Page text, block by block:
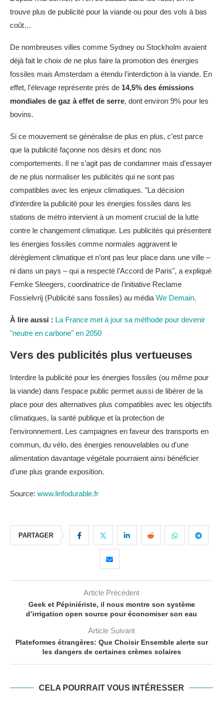
trouve plus de publicité pour la viande ou pour des vols à bas
coût…
De nombreuses villes comme Sydney ou Stockholm avaient
déjà fait le choix de ne plus faire la promotion des énergies
fossiles mais Amsterdam a étendu l’interdiction à la viande. En
effet, l'élevage représente près de 14,5% des émissions
mondiales de gaz à effet de serre, dont environ 9% pour les
bovins.
Si ce mouvement se généralise de plus en plus, c’est parce
que la publicité façonne nos désirs et donc nos
comportements. Il ne s’agit pas de condamner mais d’essayer
de ne plus normaliser les publicités qui ne sont pas
compatibles avec les enjeux climatiques. "La décision
d’interdire la publicité pour les énergies fossiles dans les
stations de métro intervient à un moment crucial de la lutte
contre le changement climatique. Les publicités qui présentent
les énergies fossiles comme normales aggravent le
dérèglement climatique et n’ont pas leur place dans une ville –
ni dans un pays – qui a respecté l’Accord de Paris", a expliqué
Femke Sleegers, coordinatrice de l’initiative Reclame
Fossielvrij (Publicité sans fossiles) au média We Demain.
À lire aussi : La France met à jour sa méthode pour devenir
"neutre en carbone" en 2050
Vers des publicités plus vertueuses
Interdire la publicité pour les énergies fossiles (ou même pour
la viande) dans l'espace public permet aussi de libérer de la
place pour des alternatives plus compatibles avec les objectifs
climatiques, la santé publique et la protection de
l'environnement. Les campagnes en faveur des transports en
commun, du vélo, des énergies renouvelables ou d'une
alimentation davantage végétale pourraient ainsi bénéficier
d'une plus grande exposition.
Source: www.linfodurable.fr
PARTAGER
Article Précédent
Geek et Pépiniériste, il nous montre son système
d’irrigation open source pour économiser son eau
Article Suivant
Plateformes étrangères: Que Choisir Ensemble alerte sur
les dangers de certaines crèmes solaires
CELA POURRAIT VOUS INTÉRESSER